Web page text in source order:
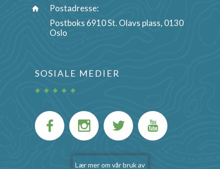
Postadresse:
Postboks 6910 St. Olavs plass, 0130
Oslo
SOSIALE MEDIER
Lær mer om vår bruk av